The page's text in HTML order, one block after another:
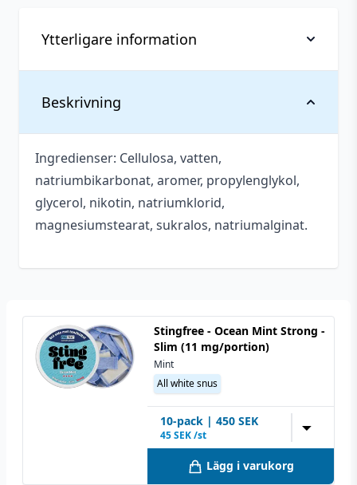
mängd
Beskrivning
Ingredienser: Cellulosa, vatten,
natriumbikarbonat, aromer, propylenglykol,
glycerol, nikotin, natriumklorid,
magnesiumstearat, sukralos, natriumalginat.
Ytterligare information
Vikt
Antal
1 st
Serie
Arctic Freeze
Smakprofil
Mentol
Kyla
Nikotin (Snus)
38,1 mg/portion
Innehåll/förpackning 15,1
Format
Slim
All white snus
Tobaksfritt snus
Stingfree - Ocean Mint Strong -
Slim (11 mg/portion)
Mint
All white snus
10-pack | 450 SEK
45SEK /st
▼
Lägg i varukorg